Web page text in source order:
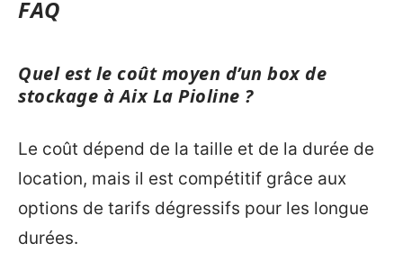
FAQ
Quel est le coût moyen d’un box de
stockage à Aix La Pioline ?
Le coût dépend de la taille et de la durée de
location, mais il est compétitif grâce aux
options de tarifs dégressifs pour les longue
durées.